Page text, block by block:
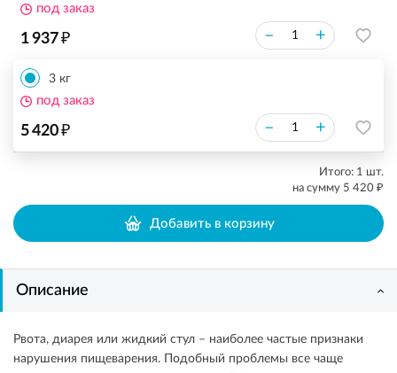
1 937₽ – +
под заказ
3 кг
5 420₽ – +
под заказ
Итого: 1 шт.
на сумму 5 420 ₽
Добавить в корзину
Описание
Рвота, диарея или жидкий стул – наиболее частые признаки
нарушения пищеварения. Подобный проблемы все чаще